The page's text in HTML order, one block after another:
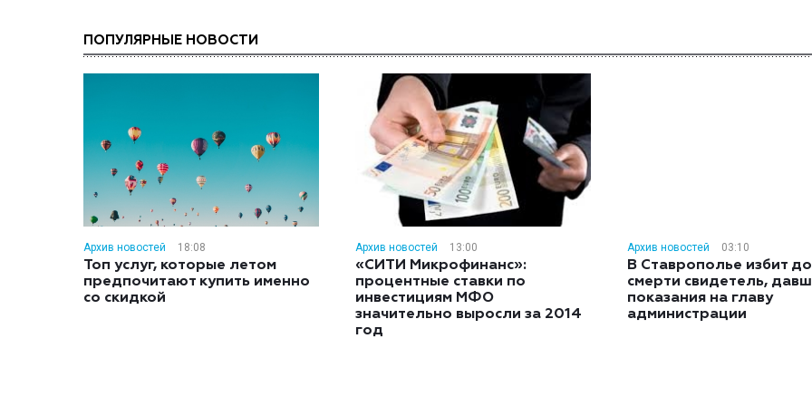
ПОПУЛЯРНЫЕ НОВОСТИ
Архив новостей 18:08
Топ услуг, которые летом
предпочитают купить именно
со скидкой
Архив новостей 13:00
«СИТИ Микрофинанс»:
процентные ставки по
инвестициям МФО
значительно выросли за 2014
год
Архив новостей 03:10
В Ставрополье избит до
смерти свидетель,
показания на главу
администрации